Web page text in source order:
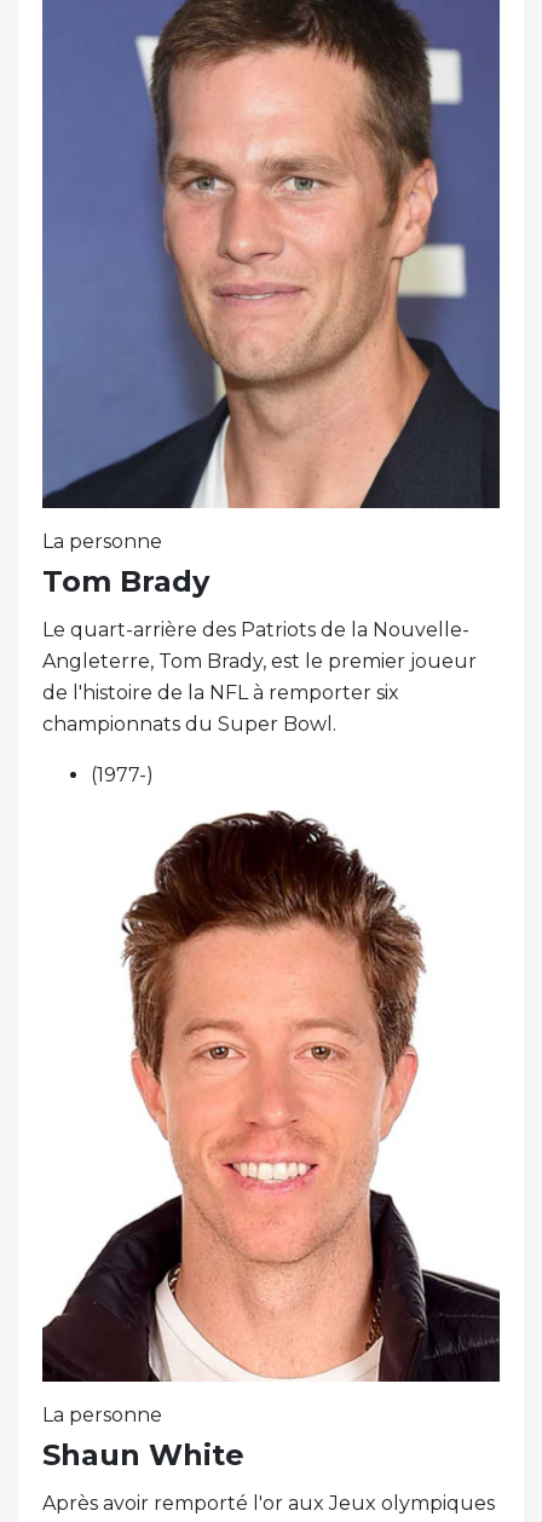
La personne
Tom Brady
Le quart-arrière des Patriots de la Nouvelle-
Angleterre, Tom Brady, est le premier joueur
de l'histoire de la NFL à remporter six
championnats du Super Bowl.
(1977-)
La personne
Shaun White
Après avoir remporté l'or aux Jeux olympiques